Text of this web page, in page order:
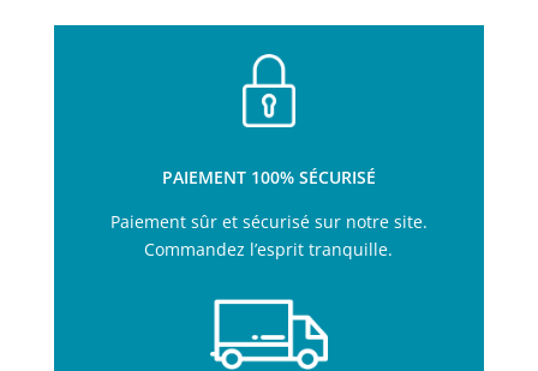
PAIEMENT 100% SÉCURISÉ
Paiement sûr et sécurisé sur notre site.
Commandez l’esprit tranquille.